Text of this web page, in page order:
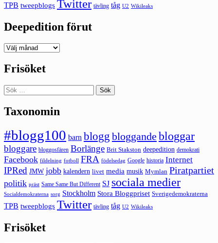
TPB tweepblogs Twitter tävling tåg U2 Wikileaks
Deepedition förut
Deepedition
Frisöket
Sök
efter:
Taxonomin
#blogg100 barn blogg bloggande bloggar
bloggare bloggosfären Borlänge Brit Stakston deepedition demokrati
Facebook fildelning fotboll FRA födelsedag Google historia Internet
IPRed JMW jobb kalendern livet media musik Mymlan Piratpartiet
politik präst Same Same But Different SJ sociala medier
Socialdemokraterna sorg Stockholm Stora Bloggpriset Sverigedemokraterna
TPB tweepblogs Twitter tävling tåg U2 Wikileaks
Frisöket